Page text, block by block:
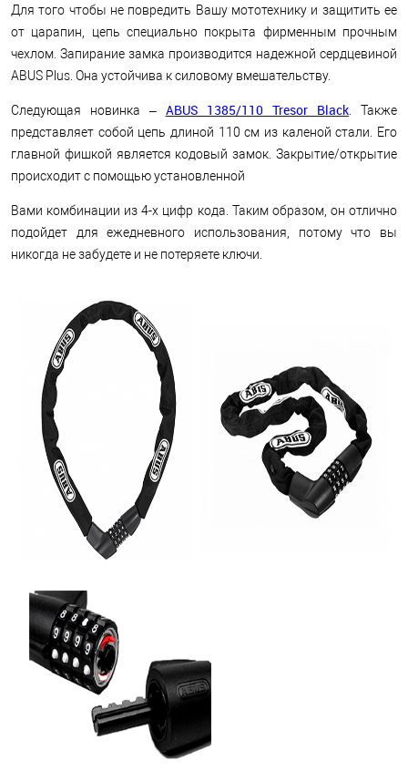
Для того чтобы не повредить Вашу мототехнику и защитить ее
от царапин, цепь специально покрыта фирменным прочным
чехлом. Запирание замка производится надежной сердцевиной
ABUS Plus. Она устойчива к силовому вмешательству.
Следующая новинка – ABUS 1385/110 Tresor Black . Также
представляет собой цепь длиной 110 см из каленой стали. Его
главной фишкой является кодовый замок. Закрытие/открытие
происходит с помощью установленной
Вами комбинации из 4-х цифр кода. Таким образом, он отлично
подойдет для ежедневного использования, потому что вы
никогда не забудете и не потеряете ключи.